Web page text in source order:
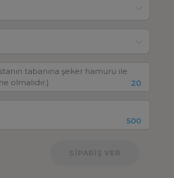
20
500
SİPARİŞ VER